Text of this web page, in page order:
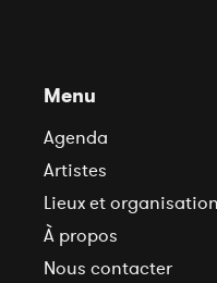
Menu
Agenda
Artistes
Lieux et
À propos
Nous contacter